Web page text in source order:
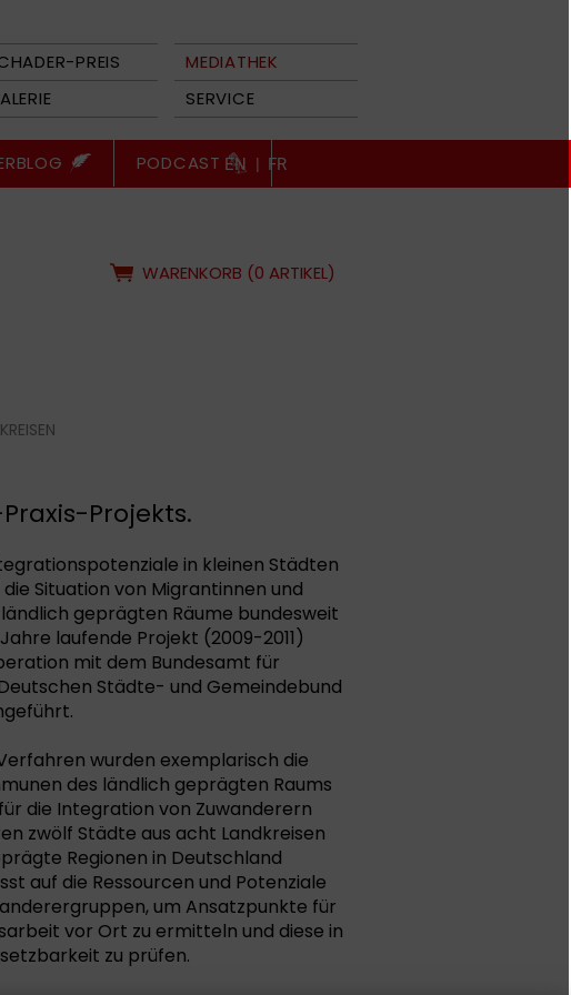
PREIS
MEDIATHEK
SERVICE
PODCAST EN | FR
WARENKORB (0 ARTIKEL)
Projekts.
in kleinen Städten
Situation von Migrantinnen und
geprägten Räume bundesweit
laufende Projekt (2009-2011)
mit dem Bundesamt für
Städte- und Gemeindebund
wurden exemplarisch die
des ländlich geprägten Raums
die Integration von Zuwanderern
zwölf Städte aus acht Landkreisen
Regionen in Deutschland
auf die Ressourcen und Potenziale
um Ansatzpunkte für
vor Ort zu ermitteln und diese in
zu prüfen.